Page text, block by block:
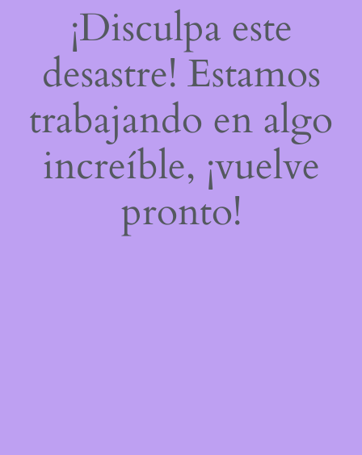
¡Disculpa este
desastre! Estamos
trabajando en algo
increíble, ¡vuelve
pronto!